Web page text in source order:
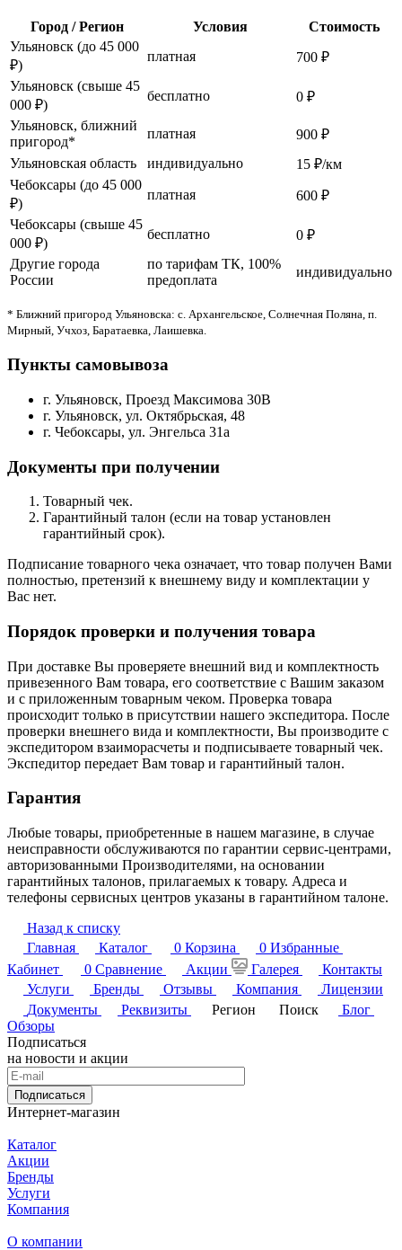
Город / Регион Условия
Стоимость
Ульяновск (до 45 000
₽)
платная
700 ₽
Ульяновск (свыше 45
000 ₽)
бесплатно
0 ₽
Ульяновск, ближний
пригород*
платная
900 ₽
Ульяновская область
индивидуально
15 ₽/км
Чебоксары (до 45 000
₽)
платная
600 ₽
Чебоксары (свыше 45
000 ₽)
бесплатно
0 ₽
Другие города
России
по тарифам ТК, 100%
предоплата
индивидуально
* Ближний пригород Ульяновска: с. Архангельское, Солнечная Поляна, п.
Мирный, Учхоз, Баратаевка, Лаишевка.
Пункты самовывоза
г. Ульяновск, Проезд Максимова 30В
г. Ульяновск, ул. Октябрьская, 48
г. Чебоксары, ул. Энгельса 31а
Документы при получении
Товарный чек.
Гарантийный талон (если на товар установлен
гарантийный срок).
Подписание товарного чека означает, что товар получен Вами
полностью, претензий к внешнему виду и комплектации у
Вас нет.
Порядок проверки и получения товара
При доставке Вы проверяете внешний вид и комплектность
привезенного Вам товара, его соответствие с Вашим заказом
и с приложенным товарным чеком. Проверка товара
происходит только в присутствии нашего экспедитора. После
проверки внешнего вида и комплектности, Вы производите с
экспедитором взаиморасчеты и подписываете товарный чек.
Экспедитор передает Вам товар и гарантийный талон.
Гарантия
Любые товары, приобретенные в нашем магазине, в случае
неисправности обслуживаются по гарантии сервис-центрами,
авторизованными Производителями, на основании
гарантийных талонов, прилагаемых к товару. Адреса и
телефоны сервисных центров указаны в гарантийном талоне.
Назад к списку
Главная
Каталог 0 Корзина 0 Избранные
Кабинет
0 Сравнение Акции Галерея
Контакты
Услуги
Бренды Отзывы Компания
Лицензии
Документы
Реквизиты Регион Поиск
Блог
Обзоры
Подписаться
на новости и акции
Подписаться
Интернет-магазин
Каталог
Акции
Бренды
Услуги
Компания
О компании